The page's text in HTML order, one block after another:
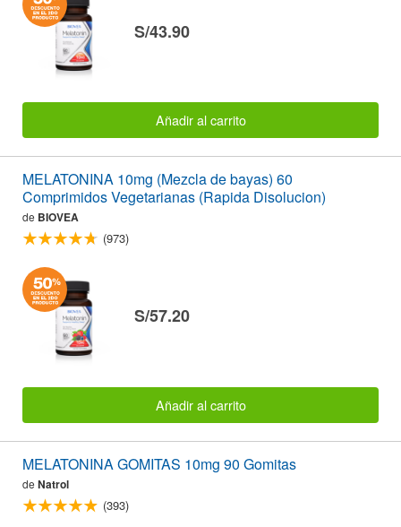
S/43.90
Añadir al carrito
MELATONINA 10mg (Mezcla de bayas) 60
Comprimidos Vegetarianas (Rapida Disolucion)
de BIOVEA
(973)
S/57.20
Añadir al carrito
MELATONINA GOMITAS 10mg 90 Gomitas
de Natrol
(393)